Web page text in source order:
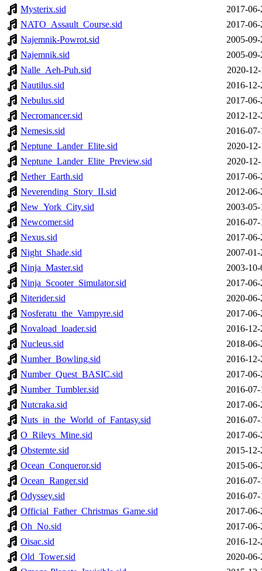
Mysterix.sid
2017-
NATO_Assault_Course.sid
2017-
Najemnik-Powrot.sid
2005-
Najemnik.sid
2005-
Nalle_Aeh-Puh.sid
2020-
Nautilus.sid
2016-
Nebulus.sid
2017-
Necromancer.sid
2012-
Nemesis.sid
2016-
Neptune_Lander_Elite.sid
2020-
Neptune_Lander_Elite_Preview.sid
2020-
Nether_Earth.sid
2017-
Neverending_Story_II.sid
2012-
New_York_City.sid
2003-
Newcomer.sid
2016-
Nexus.sid
2017-
Night_Shade.sid
2007-
Ninja_Master.sid
2003-
Ninja_Scooter_Simulator.sid
2017-
Niterider.sid
2020-
Nosferatu_the_Vampyre.sid
2017-
Novaload_loader.sid
2016-
Nucleus.sid
2018-
Number_Bowling.sid
2016-
Number_Quest_BASIC.sid
2017-
Number_Tumbler.sid
2016-
Nutcraka.sid
2017-
Nuts_in_the_World_of_Fantasy.sid
2016-
O_Rileys_Mine.sid
2017-
Obsternte.sid
2015-
Ocean_Conqueror.sid
2015-
Ocean_Ranger.sid
2016-
Odyssey.sid
2016-
Official_Father_Christmas_Game.sid
2017-
Oh_No.sid
2017-
Oisac.sid
2016-
Old_Tower.sid
2020-